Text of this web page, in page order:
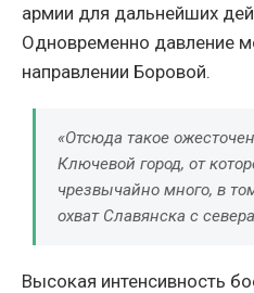
армии для дальнейших
Одновременно давление
направлении Боровой.
«Отсюда такое
Ключевой город, от
чрезвычайно много, в
охват Славянска с
Высокая интенсивность